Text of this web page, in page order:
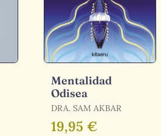
Mentalidad
Odisea
DRA. SAM AKBAR
19,95 €